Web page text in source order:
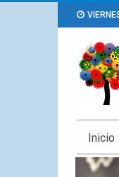
Inicio